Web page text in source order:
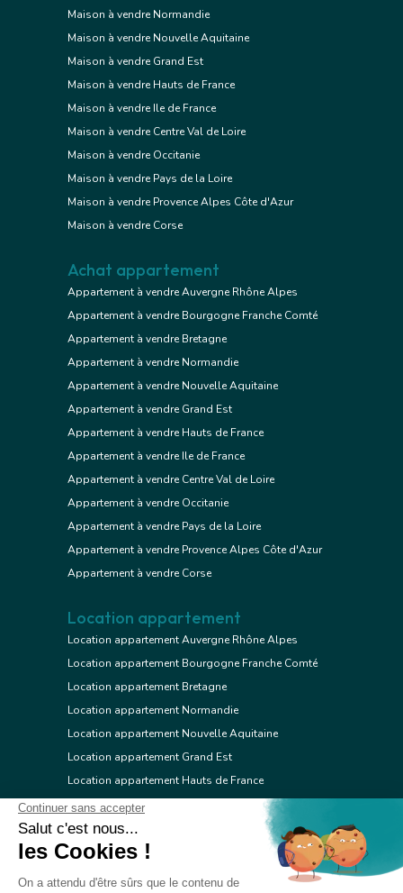
Maison à vendre Normandie
Maison à vendre Nouvelle Aquitaine
Maison à vendre Grand Est
Maison à vendre Hauts de France
Maison à vendre Ile de France
Maison à vendre Centre Val de Loire
Maison à vendre Occitanie
Maison à vendre Pays de la Loire
Maison à vendre Provence Alpes Côte d'Azur
Maison à vendre Corse
Achat appartement
Appartement à vendre Auvergne Rhône Alpes
Appartement à vendre Bourgogne Franche Comté
Appartement à vendre Bretagne
Appartement à vendre Normandie
Appartement à vendre Nouvelle Aquitaine
Appartement à vendre Grand Est
Appartement à vendre Hauts de France
Appartement à vendre Ile de France
Appartement à vendre Centre Val de Loire
Appartement à vendre Occitanie
Appartement à vendre Pays de la Loire
Appartement à vendre Provence Alpes Côte d'Azur
Appartement à vendre Corse
Location appartement
Location appartement Auvergne Rhône Alpes
Location appartement Bourgogne Franche Comté
Location appartement Bretagne
Location appartement Normandie
Location appartement Nouvelle Aquitaine
Location appartement Grand Est
Location appartement Hauts de France
Location appartement Ile de France
Location appartement Centre Val de Loire
Location appartement Occitanie